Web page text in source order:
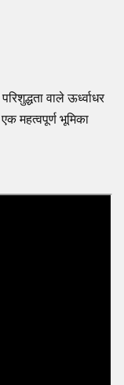
वाले ऊर्ध्वाधर
महत्वपूर्ण भूमिका